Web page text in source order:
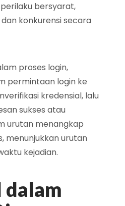
bersyarat,
konkurensi secara
proses login,
permintaan login ke
kredensial, lalu
sukses atau
urutan menangkap
menunjukkan urutan
kejadian.
dalam